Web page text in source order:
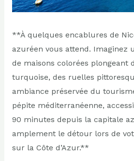
**À quelques encablures de
azuréen vous attend. Imaginez
de maisons colorées plongeant
turquoise, des ruelles
ambiance préservée du
pépite méditerranéenne,
90 minutes depuis la capitale
amplement le détour lors de
sur la Côte d’Azur.**